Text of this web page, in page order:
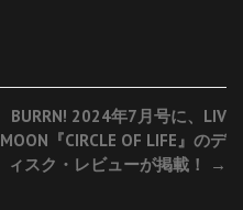
BURRN! 2024年7月号に、LIV
MOON『CIRCLE OF LIFE』のデ
ィスク・レビューが掲載！
→